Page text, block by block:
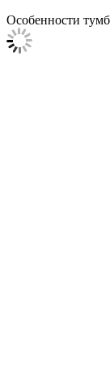
Особенности